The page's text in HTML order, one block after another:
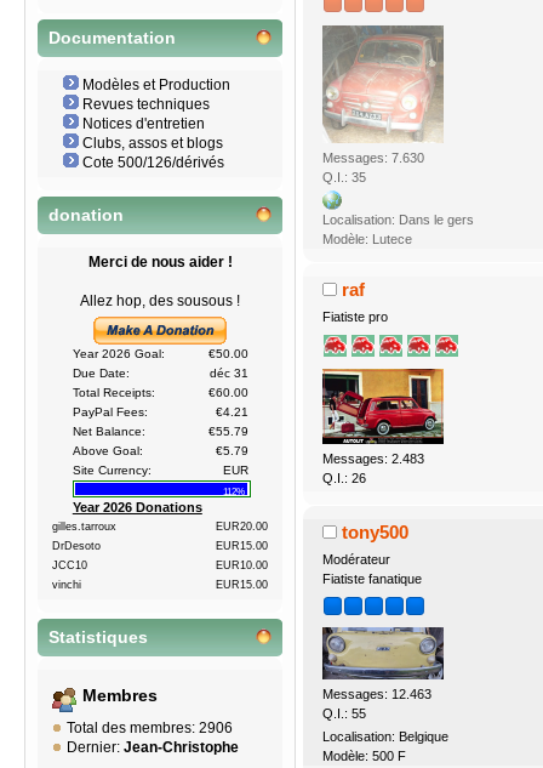
Documentation
Modèles et Production
Revues techniques
Notices d'entretien
Clubs, assos et blogs
Cote 500/126/dérivés
donation
Merci de nous aider !
Allez hop, des sousous !
Year 2026 Goal:
€50.00
Due Date:
déc 31
Total Receipts:
€60.00
PayPal Fees:
€4.21
Net Balance:
€55.79
Above Goal:
€5.79
Site Currency:
EUR
112%
Year 2026 Donations
gilles.tarroux
EUR20.00
DrDesoto
EUR15.00
JCC10
EUR10.00
vinchi
EUR15.00
Statistiques
Membres
Total des membres: 2906
Dernier: Jean-Christophe
Messages: 7.630
Q.I.: 35
Localisation: Dans le gers
Modèle: Lutece
raf
Fiatiste pro
Messages: 2.483
Q.I.: 26
tony500
Modérateur
Fiatiste fanatique
Messages: 12.463
Q.I.: 55
Localisation: Belgique
Modèle: 500 F